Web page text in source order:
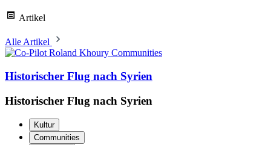
Artikel
Alle Artikel
Communities
Historischer Flug nach Syrien
Historischer Flug nach Syrien
Kultur
Communities